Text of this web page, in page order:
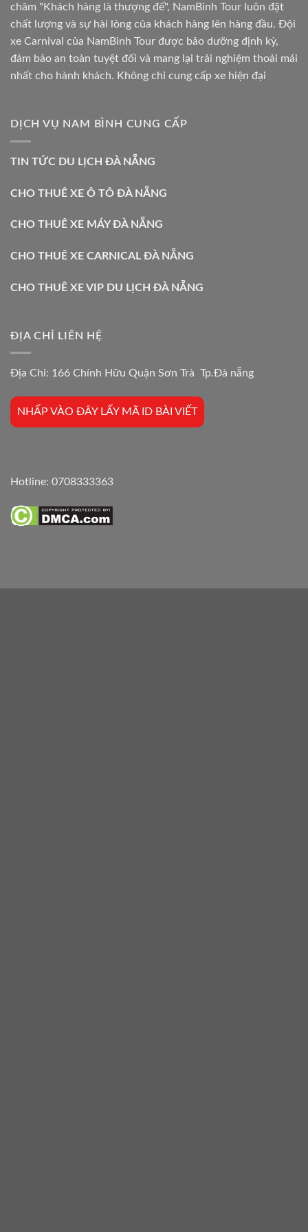
châm "Khách hàng là thượng đế", NamBinh Tour luôn đặt
chất lượng và sự hài lòng của khách hàng lên hàng đầu. Đội
xe Carnival của NamBinh Tour được bảo dưỡng định kỳ,
đảm bảo an toàn tuyệt đối và mang lại trải nghiệm thoải mái
nhất cho hành khách. Không chỉ cung cấp xe hiện đại
DỊCH VỤ NAM BÌNH CUNG CẤP
TIN TỨC DU LỊCH ĐÀ NẴNG
CHO THUÊ XE Ô TÔ ĐÀ NẴNG
CHO THUÊ XE MÁY ĐÀ NẴNG
CHO THUÊ XE CARNICAL ĐÀ NẴNG
CHO THUÊ XE VIP DU LỊCH ĐÀ NẴNG
ĐỊA CHỈ LIÊN HỆ
Địa Chỉ: 166 Chính Hữu Quận Sơn Trà Tp.Đà nẵng
NHẤP VÀO ĐÂY LẤY MÃ ID BÀI VIẾT
Hotline: 0708333363